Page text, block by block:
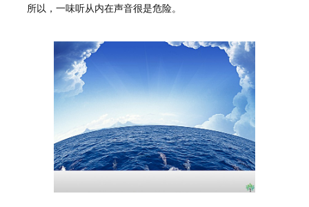
所以，一味听从内在声音很是危险。